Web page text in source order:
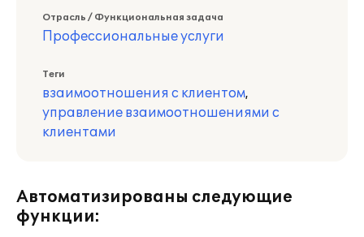
Отрасль / Функциональная задача
Профессиональные услуги
Теги
взаимоотношения с клиентом,
управление взаимоотношениями с
клиентами
Автоматизированы следующие
функции: